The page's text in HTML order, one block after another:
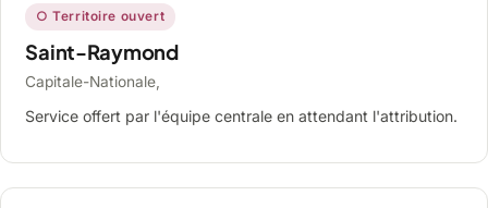
○ Territoire ouvert
Saint-Raymond
Capitale-Nationale,
Service offert par l'équipe centrale en attendant l'attribution.